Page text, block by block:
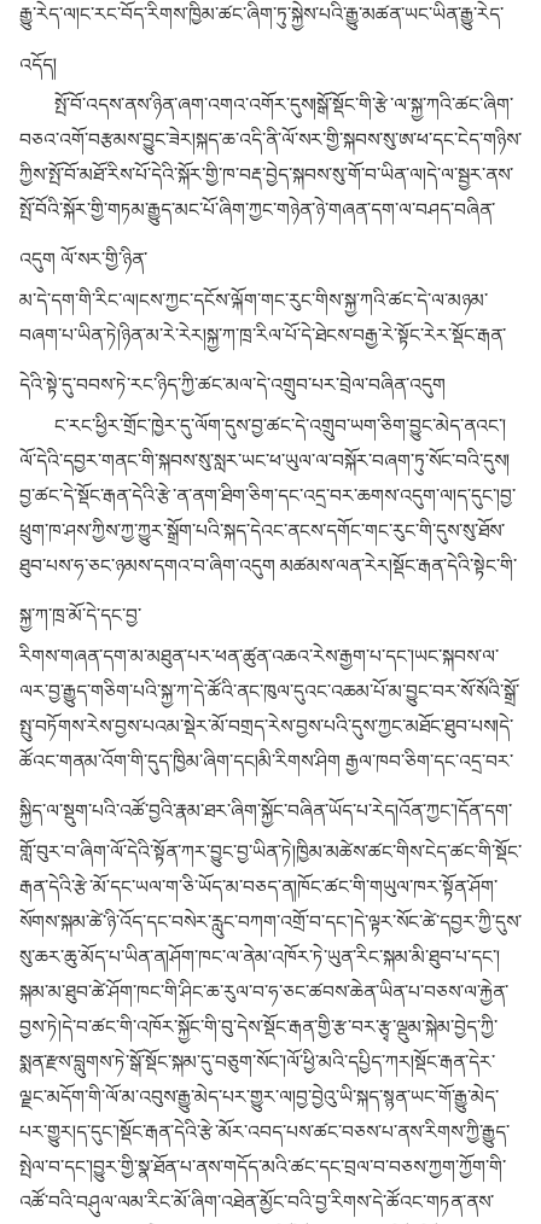
རྒྱུ་རེད་ལ།ང་རང་བོད་རིགས་ཁྱིམ་ཚང་ཞིག་ཏུ་སྐྱེས་པའི་རྒྱུ་མཚན་ཡང་ཡིན་རྒྱུ་རེད་
འདོད།
སྤོ་བོ་འདས་ནས་ཉིན་ཞག་འགའ་འགོར་དུས།སྒོ་སྡོང་གི་རྩེ་ལ་སྐྱ་ཀའི་ཚང་ཞིག་
བཅའ་འགོ་བརྩམས་བྱུང་ཟེར།སྐད་ཆ་འདི་ནི་ལོ་སར་གྱི་སྐབས་སུ་ཨ་ཕ་དང་ངེད་གཉིས་
ཀྱིས་སྤོ་བོ་མཐོ་རིས་པོ་དེའི་སྐོར་གྱི་ཁ་བརྡ་བྱེད་སྐབས་སུ་གོ་བ་ཡིན་ལ།དེ་ལ་སྦྱར་ནས་
སྤོ་བོའི་སྐོར་གྱི་གཏམ་རྒྱུད་མང་པོ་ཞིག་ཀྱང་གཉེན་ཉེ་གཞན་དག་ལ་བཤད་བཞིན་
འདུག ལོ་སར་གྱི་ཉིན་
མ་དེ་དག་གི་རིང་ལ།ངས་ཀྱང་དངོས་ལྐོག་གང་རུང་གིས་སྐྱ་ཀའི་ཚང་དེ་ལ་མཉམ་
བཞག་པ་ཡིན་ཏེ།ཉིན་མ་རེ་རེར།སྐྱ་ཀ་ཁྲ་རིལ་པོ་དེ་ཐེངས་བརྒྱ་རེ་སྟོང་རེར་སྡོང་རྒན་
དེའི་སྟེ་དུ་བབས་ཏེ་རང་ཉིད་ཀྱི་ཚང་མལ་དེ་འགྲུབ་པར་བྲེལ་བཞིན་འདུག
ང་རང་ཕྱིར་གྲོང་ཁྱེར་དུ་ལོག་དུས་བྱ་ཚང་དེ་འགྲུབ་ཡག་ཅིག་བྱུང་མེད་ནའང་།
ལོ་དེའི་དབྱར་གནང་གི་སྐབས་སུ་སླར་ཡང་ཕ་ཡུལ་ལ་བསྐོར་བཞག་ཏུ་སོང་བའི་དུས།
བྱ་ཚང་དེ་སྡོང་རྒན་དེའི་རྩེ་ན་ནག་ཐིག་ཅིག་དང་འདྲ་བར་ཆགས་འདུག་ལ།ད་དུང་།བྱ་
ཕྲུག་ཁ་ཤས་ཀྱིས་ཀྱ་ཀྱུར་སྒྲོག་པའི་སྐད་དེའང་ནངས་དགོང་གང་རུང་གི་དུས་སུ་ཐོས་
ཐུབ་པས་ཧ་ཅང་ཉམས་དགའ་བ་ཞིག་འདུག མཚམས་ལན་རེར།སྡོང་རྒན་དེའི་སྟེང་གི་
སྐྱ་ཀ་ཁྲ་མོ་དེ་དང་བྱ་
རིགས་གཞན་དག་མ་མཐུན་པར་ཕན་ཚུན་འཆའ་རེས་རྒྱག་པ་དང་།ཡང་སྐབས་ལ་
ལར་བྱ་རྒྱུད་གཅིག་པའི་སྐྱ་ཀ་དེ་ཚོའི་ནང་ཁུལ་དུའང་འཆམ་པོ་མ་བྱུང་བར་སོ་སོའི་སྒྲོ་
སྤུ་བཏོགས་རེས་བྱས་པའམ་སྡེར་མོ་བགྲད་རེས་བྱས་པའི་དུས་ཀྱང་མཐོང་ཐུབ་པས།དེ་
ཚོའང་གནམ་འོག་གི་དུད་ཁྱིམ་ཞིག་དང།མི་རིགས་ཤིག རྒྱལ་ཁབ་ཅིག་དང་འདྲ་བར་
སྐྱིད་ལ་སྡུག་པའི་འཚོ་བྱའི་རྣམ་ཐར་ཞིག་སྐྱོང་བཞིན་ཡོད་པ་རེད།འོན་ཀྱང་།དོན་དག་
གློ་བུར་བ་ཞིག་ལོ་དེའི་སྟོན་ཀར་བྱུང་བྱ་ཡིན་ཏེ།ཁྱིམ་མཚེས་ཚང་གིས་ངེད་ཚང་གི་སྡོང་
རྒན་དེའི་རྩེ་མོ་དང་ཡལ་ག་ཅི་ཡོད་མ་བཅད་ན།ཁོང་ཚང་གི་གཡུལ་ཁར་སྟོན་ཤོག་
སོགས་སྐམ་ཚེ་ཉི་འོད་དང་བསེར་རླུང་བཀག་འགྲོ་བ་དང་།དེ་ལྟར་སོང་ཚེ་དབྱར་ཀྱི་དུས་
སུ་ཆར་ཆུ་མོད་པ་ཡིན་ན།ཤོག་ཁང་ལ་ནེམ་འཁོར་ཏེ་ཡུན་རིང་སྐམ་མི་ཐུབ་པ་དང་།
སྐམ་མ་ཐུབ་ཚེ་ཤོག་ཁང་གི་ཤིང་ཆ་རུལ་བ་ཧ་ཅང་ཚབས་ཆེན་ཡིན་པ་བཅས་ལ་རྐྱེན་
བྱས་ཏེ།དེ་བ་ཚང་གི་འཁོར་སྐྱོང་གི་བུ་དེས་སྡོང་རྒན་གྱི་རྩ་བར་རྩྭ་ལྡུམ་སྐེམ་བྱེད་ཀྱི་
སྨན་རྫས་བླུགས་ཏེ་སྒོ་སྡོང་སྐམ་དུ་བཅུག་སོང་།ལོ་ཕྱི་མའི་དཔྱིད་ཀར།སྡོང་རྒན་དེར་
ལྗང་མདོག་གི་ལོ་མ་འབུས་རྒྱུ་མེད་པར་གྱུར་ལ།བྱ་བྱེའུ་ཡི་སྐད་སྙན་ཡང་གོ་རྒྱུ་མེད་
པར་གྱུར།ད་དུང་།སྡོང་རྒན་དེའི་རྩེ་མོར་འབད་པས་ཚང་བཅས་པ་ནས་རིགས་ཀྱི་རྒྱུད་
སྤེལ་བ་དང་།བྱུར་གྱི་སྣ་ཐོན་པ་ནས་གདོད་མའི་ཚང་དང་བྲལ་བ་བཅས་ཀྱག་ཀྱོག་གི་
འཚོ་བའི་བཤུལ་ལམ་རིང་མོ་ཞིག་འཐེན་མྱོང་བའི་བྱ་རིགས་དེ་ཚོའང་གཏན་ནས་